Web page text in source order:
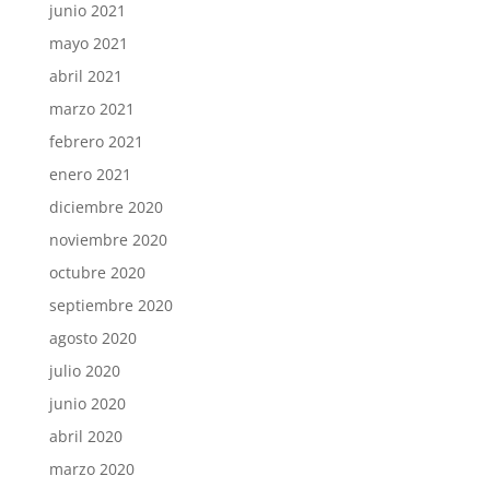
junio 2021
mayo 2021
abril 2021
marzo 2021
febrero 2021
enero 2021
diciembre 2020
noviembre 2020
octubre 2020
septiembre 2020
agosto 2020
julio 2020
junio 2020
abril 2020
marzo 2020